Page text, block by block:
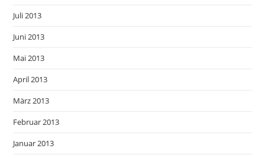
Juli 2013
Juni 2013
Mai 2013
April 2013
März 2013
Februar 2013
Januar 2013